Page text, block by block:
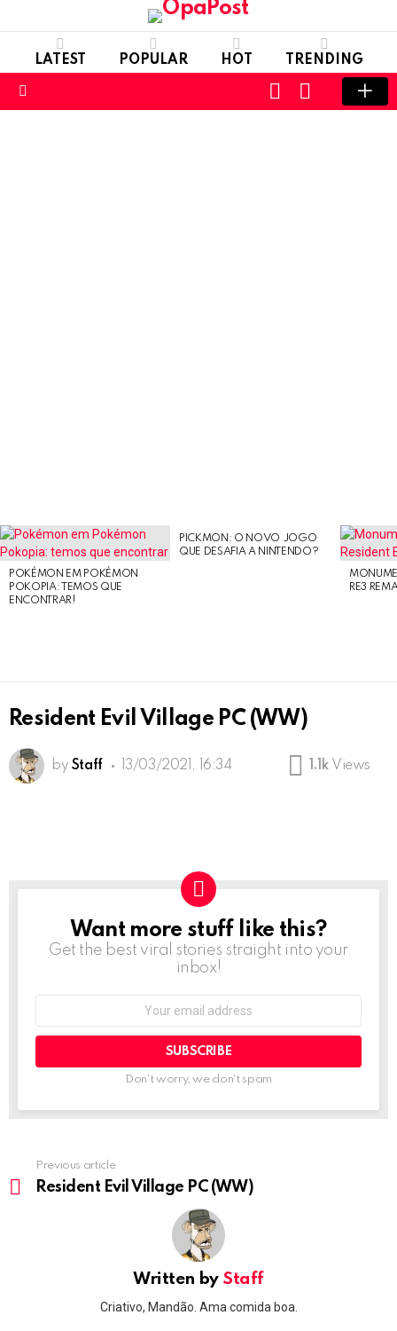
LATEST POPULAR HOT TRENDING
SWITCH
SKIN
LOGIN
LATEST
STORIES
POKÉMON EM POKÉMON
POKOPIA: TEMOS QUE
ENCONTRAR!
PICKMON: O NOVO JOGO
QUE DESAFIA A NINTENDO?
RE3
Resident Evil Village PC (WW)
by Staff 13/03/2021, 16:34 1.1k Views
NEWSLETTER
Want more stuff like this?
Get the best viral stories straight into your
inbox!
Don't worry, we don't spam
more
Previous article
Resident Evil Village PC (WW)
Written by Staff
Criativo, Mandão. Ama comida boa.